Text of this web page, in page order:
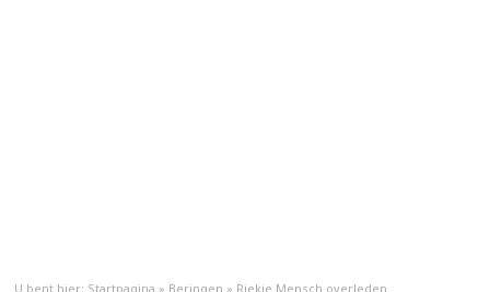
U bent hier: Startpagina » Beringen » Riekie Mensch overleden